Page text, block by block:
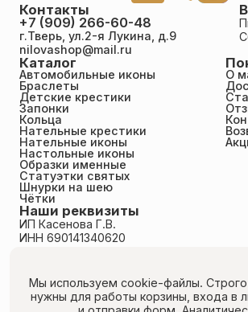
Каталог
Автомобильные иконы
Браслеты
Детские крестики
Запонки
Кольца
Нательные крестики
Нательные иконы
Настольные иконы
Образки именные
Статуэтки святых
Шнурки на шею
Чётки
О
Контакты
+7 (909) 266-60-48
г.Тверь, ул.2-я Лукина, д.9
nilovashop@mail.ru
Наши реквизиты
ИП Касенова Г.В.
ИНН 690141340620
Пользовательское соглашение
Публичная оферта
Согласие на обработку персональных
Мы используем cookie-файлы.
нужны для работы корзины, входа в